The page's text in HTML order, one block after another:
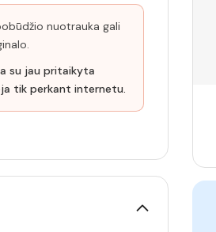
nuotrauka gali
su jau pritaikyta
tik perkant internetu.